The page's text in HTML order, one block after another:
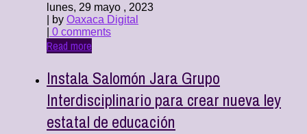
lunes, 29 mayo , 2023
| by Oaxaca Digital
0 comments
Read more
Instala Salomón Jara Grupo
Interdisciplinario para crear nueva ley
estatal de educación